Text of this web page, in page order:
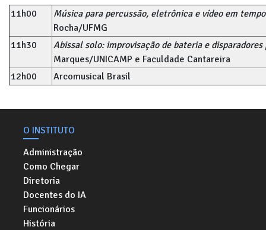
11h00
Música para percussão, eletrônica e vídeo em
Rocha/UFMG
11h30
Abissal solo: improvisação de bateria e disparadores
Marques/UNICAMP e Faculdade Cantareira
12h00
Arcomusical Brasil
O INSTITUTO
Administração
Como Chegar
Diretoria
Docentes do IA
Funcionários
História